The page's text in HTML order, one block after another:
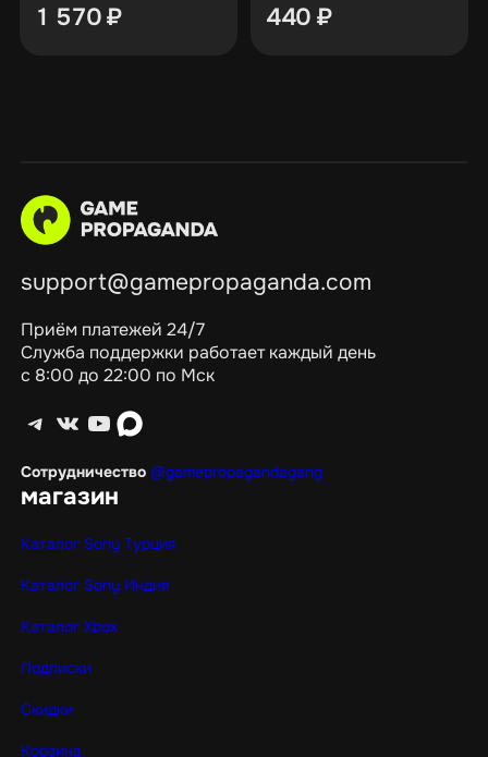
1 570₽ 440 ₽
support@gamepropaganda.com
Приём платежей 24/7
Служба поддержки работает каждый день
с 8:00 до 22:00 по Мск
Telegram ВКонтакте YouTube max
Сотрудничество @gamepropagandagang
магазин
Каталог Sony Турция
Каталог Sony Индия
Каталог Xbox
Подписки
Скидки
Корзина